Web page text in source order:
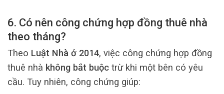
6. Có nên công chứng hợp đồng thuê nhà
theo tháng?
Theo Luật Nhà ở 2014, việc công chứng hợp đồng
thuê nhà không bắt buộc trừ khi một bên có yêu
cầu. Tuy nhiên, công chứng giúp: